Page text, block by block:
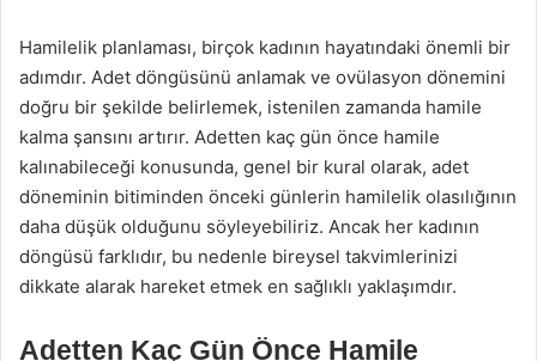
Hamilelik planlaması, birçok kadının hayatındaki önemli bir
adımdır. Adet döngüsünü anlamak ve ovülasyon dönemini
doğru bir şekilde belirlemek, istenilen zamanda hamile
kalma şansını artırır. Adetten kaç gün önce hamile
kalınabileceği konusunda, genel bir kural olarak, adet
döneminin bitiminden önceki günlerin hamilelik olasılığının
daha düşük olduğunu söyleyebiliriz. Ancak her kadının
döngüsü farklıdır, bu nedenle bireysel takvimlerinizi
dikkate alarak hareket etmek en sağlıklı yaklaşımdır.
Adetten Kaç Gün Önce Hamile